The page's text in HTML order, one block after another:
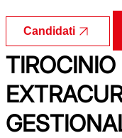
Candidati
TIROCINIO